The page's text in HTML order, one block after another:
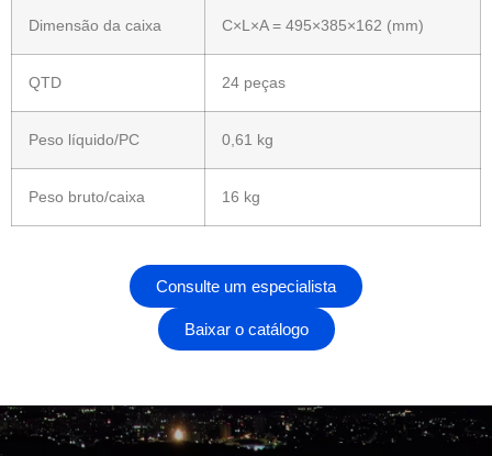
Dimensão da caixa C×L×A = 495×385×162 (mm)
QTD 24 peças
Peso líquido/PC 0,61 kg
Peso bruto/caixa 16 kg
Consulte um especialista
Baixar o catálogo